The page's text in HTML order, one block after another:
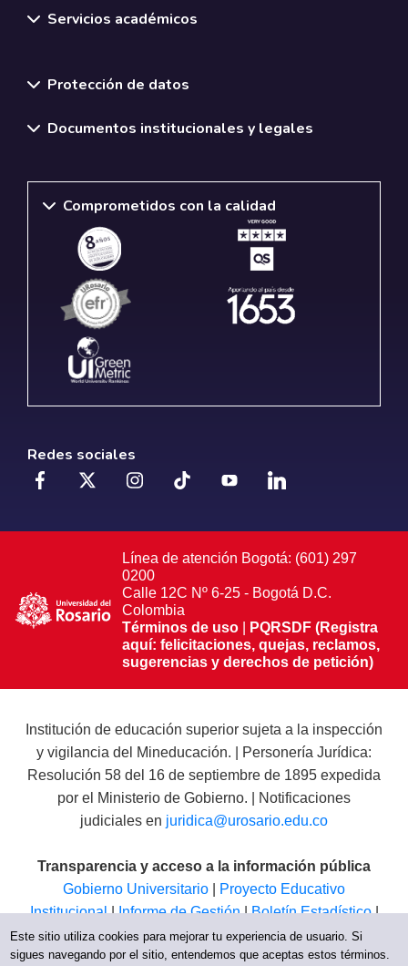
Servicios académicos
Protección de datos
Documentos institucionales y legales
Comprometidos con la calidad
Redes sociales
Línea de atención Bogotá: (601) 297
0200
Calle 12C Nº 6-25 - Bogotá D.C.
Colombia
Términos de uso|
PQRSDF (Registra
aquí: felicitaciones, quejas, reclamos,
sugerencias y derechos de petición)
Institución de educación superior sujeta a la inspección
y vigilancia del Mineducación. | Personería Jurídica:
Resolución 58 del 16 de septiembre de 1895 expedida
por el Ministerio de Gobierno. | Notificaciones
judiciales en juridica@urosario.edu.co
Transparencia y acceso a la información pública
Gobierno Universitario
Proyecto Educativo
Institucional|Informe de Gestión|Boletín Estadístico|
Régimen Tributario| Estados Financieros|Código de
Ética |Canal de Integridad UR
Este sitio utiliza cookies para mejorar tu experiencia de usuario. Si
sigues navegando por el sitio, entendemos que aceptas estos términos.